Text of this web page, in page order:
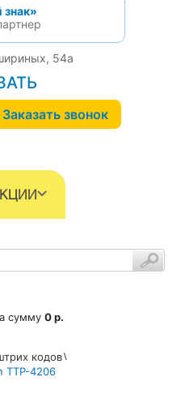
54а
09
Заказать звонок
сумму 0 р.
кодов
TTP-4206